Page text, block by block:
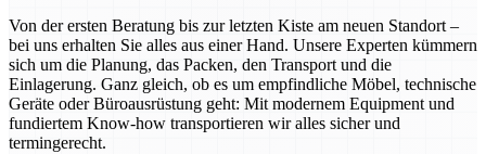
Von der ersten Beratung bis zur letzten Kiste am neuen Standort –
bei uns erhalten Sie alles aus einer Hand. Unsere Experten kümmern
sich um die Planung, das Packen, den Transport und die
Einlagerung. Ganz gleich, ob es um empfindliche Möbel, technische
Geräte oder Büroausrüstung geht: Mit modernem Equipment und
fundiertem Know-how transportieren wir alles sicher und
termingerecht.